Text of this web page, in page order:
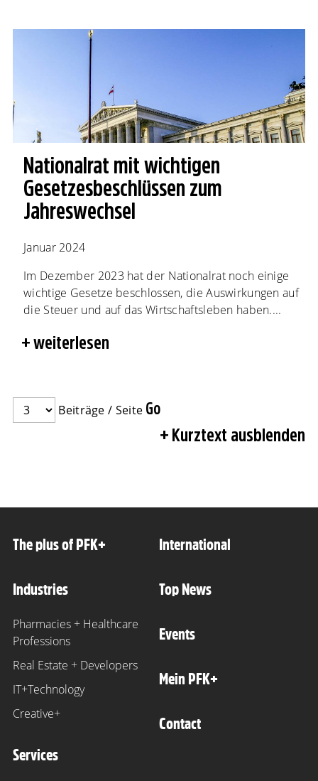
Nationalrat mit wichtigen
Gesetzesbeschlüssen zum
Jahreswechsel
Januar 2024
Im Dezember 2023 hat der Nationalrat noch einige
wichtige Gesetze beschlossen, die Auswirkungen auf
die Steuer und auf das Wirtschaftsleben haben....
weiterlesen
Beiträge / Seite
Kurztext ausblenden
The plus of PFK+
Industries
Pharmacies + Healthcare
Professions
Real Estate + Developers
IT+Technology
Creative+
Services
International
Top News
Events
Mein PFK+
Contact